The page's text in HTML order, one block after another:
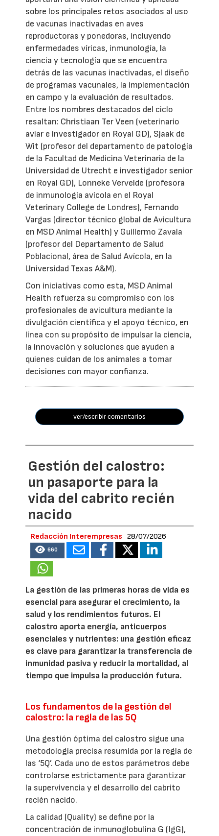
sobre los principales retos asociados al uso
de vacunas inactivadas en aves
reproductoras y ponedoras, incluyendo
enfermedades víricas, inmunología, la
ciencia y tecnología que se encuentra
detrás de las vacunas inactivadas, el diseño
de programas vacunales, la implementación
en campo y la evaluación de resultados.
Entre los nombres destacados del ciclo
resaltan: Christiaan Ter Veen (veterinario
aviar e investigador en Royal GD), Sjaak de
Wit (profesor del departamento de patología
de la Facultad de Medicina Veterinaria de la
Universidad de Utrecht e investigador senior
en Royal GD), Lonneke Vervelde (profesora
de inmunología avícola en el Royal
Veterinary College de Londres), Fernando
Vargas (director técnico global de Avicultura
en MSD Animal Health) y Guillermo Zavala
(profesor del Departamento de Salud
Poblacional, área de Salud Avícola, en la
Universidad Texas A&M).
Con iniciativas como esta, MSD Animal
Health refuerza su compromiso con los
profesionales de avicultura mediante la
divulgación científica y el apoyo técnico, en
línea con su propósito de impulsar la ciencia,
la innovación y soluciones que ayuden a
quienes cuidan de los animales a tomar
decisiones con mayor confianza.
ver/escribir comentarios
Gestión del calostro:
un pasaporte para la
vida del cabrito recién
nacido
Redacción Interempresas 28/07/2026
660
La gestión de las primeras horas de vida es
esencial para asegurar el crecimiento, la
salud y los rendimientos futuros. El
calostro aporta energía, anticuerpos
esenciales y nutrientes: una gestión eficaz
es clave para garantizar la transferencia de
inmunidad pasiva y reducir la mortalidad, al
tiempo que impulsa la producción futura.
Los fundamentos de la gestión del
calostro: la regla de las 5Q
Una gestión óptima del calostro sigue una
metodología precisa resumida por la regla de
las ‘5Q’. Cada uno de estos parámetros debe
controlarse estrictamente para garantizar
la supervivencia y el desarrollo del cabrito
recién nacido.
La calidad (Quality) se define por la
concentración de inmunoglobulina G (IgG),